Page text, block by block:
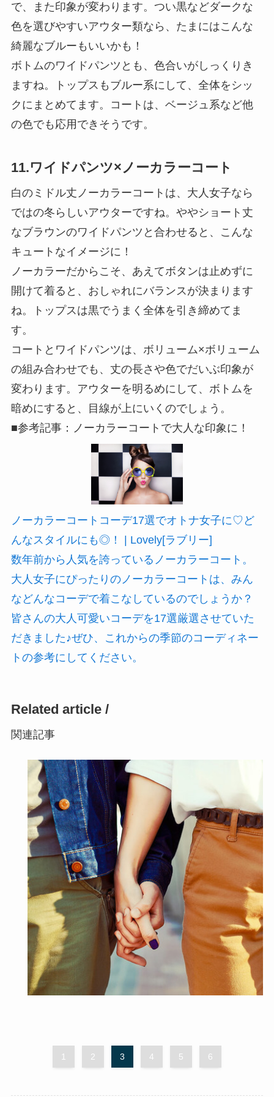
で、また印象が変わります。つい黒などダークな
色を選びやすいアウター類なら、たまにはこんな
綺麗なブルーもいいかも！
ボトムのワイドパンツとも、色合いがしっくりき
ますね。トップスもブルー系にして、全体をシッ
クにまとめてます。コートは、ベージュ系など他
の色でも応用できそうです。
11.ワイドパンツ×ノーカラーコート
白のミドル丈ノーカラーコートは、大人女子なら
ではの冬らしいアウターですね。ややショート丈
なブラウンのワイドパンツと合わせると、こんな
キュートなイメージに！
ノーカラーだからこそ、あえてボタンは止めずに
開けて着ると、おしゃれにバランスが決まります
ね。トップスは黒でうまく全体を引き締めてま
す。
コートとワイドパンツは、ボリューム×ボリューム
の組み合わせでも、丈の長さや色でだいぶ印象が
変わります。アウターを明るめにして、ボトムを
暗めにすると、目線が上にいくのでしょう。
■参考記事：ノーカラーコートで大人な印象に！
ノーカラーコートコーデ17選でオトナ女子に♡ど
んなスタイルにも◎！ | Lovely[ラブリー]
数年前から人気を誇っているノーカラーコート。
大人女子にぴったりのノーカラーコートは、みん
などんなコーデで着こなしているのでしょうか？
皆さんの大人可愛いコーデを17選厳選させていた
だきました♪ぜひ、これからの季節のコーディネー
トの参考にしてください。
Related article /
関連記事
1 2 3 4 5 6